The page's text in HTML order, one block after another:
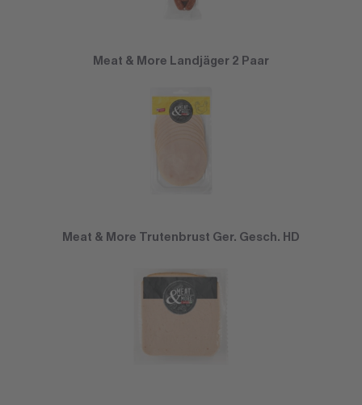
Meat & More Landjäger 2 Paar
Meat & More Trutenbrust Ger. Gesch. HD